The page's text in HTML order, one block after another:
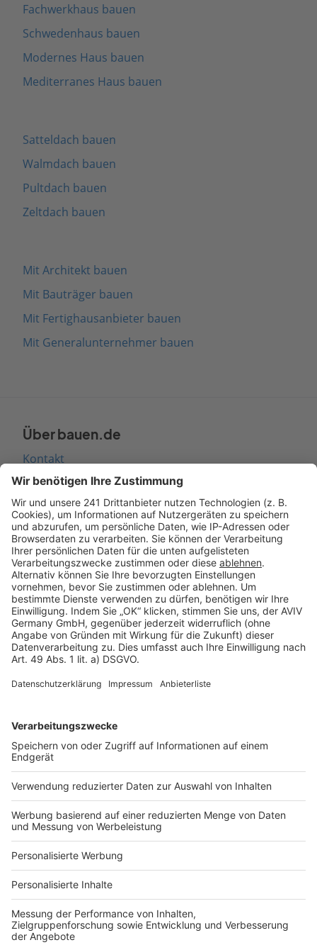
Fachwerkhaus bauen
Schwedenhaus bauen
Modernes Haus bauen
Mediterranes Haus bauen
Satteldach bauen
Walmdach bauen
Pultdach bauen
Zeltdach bauen
Mit Architekt bauen
Mit Bauträger bauen
Mit Fertighausanbieter bauen
Mit Generalunternehmer bauen
Über bauen.de
Kontakt
Seitenaufbau
Barrierefreiheit
Cookie Einstellungen
Rechtliches
AGB-Übersicht
Datenschutz
Impressum
Services
Bauprojekt-Quiz
Häuser-Suche
Hausanbieter-Suche
Bauprojekt-Profil
Für Unternehmen
Ihre Baufirma auf bauen.de
Kostenloses Infogespräch